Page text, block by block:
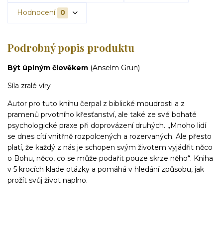
Hodnocení 0
Podrobný popis produktu
Být úplným člověkem (Anselm Grün)
Síla zralé víry
Autor pro tuto knihu čerpal z biblické moudrosti a z
pramenů prvotního křesťanství, ale také ze své bohaté
psychologické praxe při doprovázení druhých. „Mnoho lidí
se dnes cítí vnitřně rozpolcených a rozervaných. Ale přesto
platí, že každý z nás je schopen svým životem vyjádřit něco
o Bohu, něco, co se může podařit pouze skrze něho“. Kniha
v 5 krocích klade otázky a pomáhá v hledání způsobu, jak
prožít svůj život naplno.